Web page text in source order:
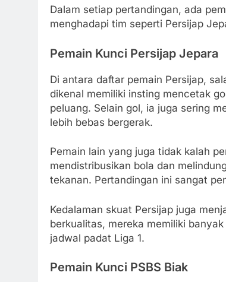
Dalam setiap pertandingan, ada
menghadapi tim seperti Persijap
Pemain Kunci Persijap Jepara
Di antara daftar pemain Persijap,
dikenal memiliki insting mencetak
peluang. Selain gol, ia juga sering
lebih bebas bergerak.
Pemain lain yang juga tidak kalah
mendistribusikan bola dan
tekanan. Pertandingan ini sangat
Kedalaman skuat Persijap juga
berkualitas, mereka memiliki
jadwal padat Liga 1.
Pemain Kunci PSBS Biak